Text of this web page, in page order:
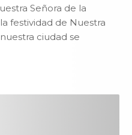
Señora de la
festividad de Nuestra
ciudad se